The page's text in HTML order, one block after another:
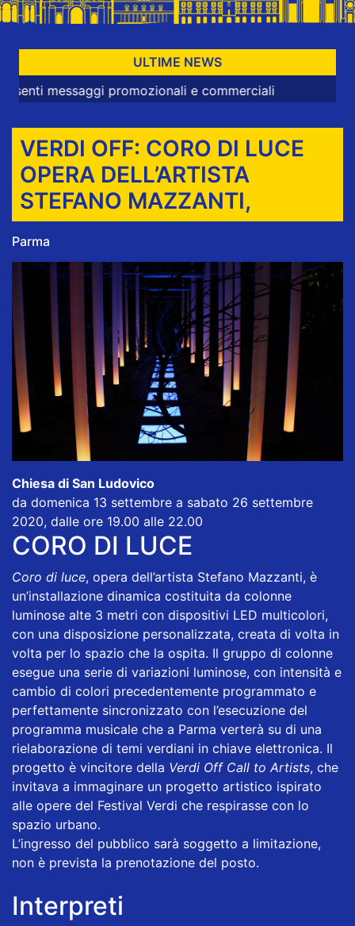
ULTIME NEWS
promozionali e commerciali
VERDI OFF: CORO DI LUCE
OPERA DELL’ARTISTA
STEFANO MAZZANTI,
Parma
Chiesa di San Ludovico
da domenica 13 settembre a sabato 26 settembre
2020, dalle ore 19.00 alle 22.00
CORO DI LUCE
Coro di luce, opera dell’artista Stefano Mazzanti, è
un’installazione dinamica costituita da colonne
luminose alte 3 metri con dispositivi LED multicolori,
con una disposizione personalizzata, creata di volta in
volta per lo spazio che la ospita. Il gruppo di colonne
esegue una serie di variazioni luminose, con intensità e
cambio di colori precedentemente programmato e
perfettamente sincronizzato con l’esecuzione del
programma musicale che a Parma verterà su di una
rielaborazione di temi verdiani in chiave elettronica. Il
progetto è vincitore della Verdi Off Call to Artists, che
invitava a immaginare un progetto artistico ispirato
alle opere del Festival Verdi che respirasse con lo
spazio urbano.
L’ingresso del pubblico sarà soggetto a limitazione,
non è prevista la prenotazione del posto.
Interpreti